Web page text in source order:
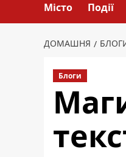
Місто Події
ДОМАШНЯ
Блоги